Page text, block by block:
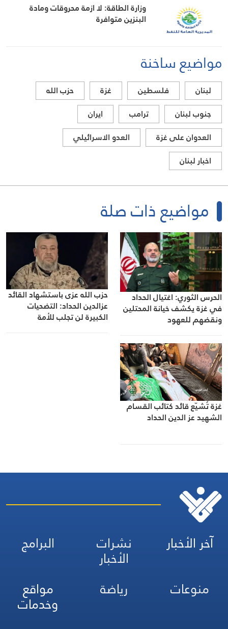
وزارة الطاقة: لا ازمة محروقات ومادة
البنزين متوافرة
مواضيع ساخنة
لبنان فلسطين غزة
حزب الله
جنوب لبنان
ترامب
ايران
العدوان على غزة
العدو الاسرائيلي
اخبار لبنان
مواضيع ذات صلة
الحرس الثوري: اغتيال الحداد
في غزة يكشف خيانة المحتلين
ونقضهم للعهود
حزب الله عزى باستشهاد القائد
عزالدين الحداد: التضحيات
الكبيرة لن تجلب للأمة
غزة تُشيّع قائد كتائب القسام
الشهيد عز الدين الحداد
آخر الأخبار نشرات
الأخبار
البرامج
منوعات
رياضة مواقع
وخدمات